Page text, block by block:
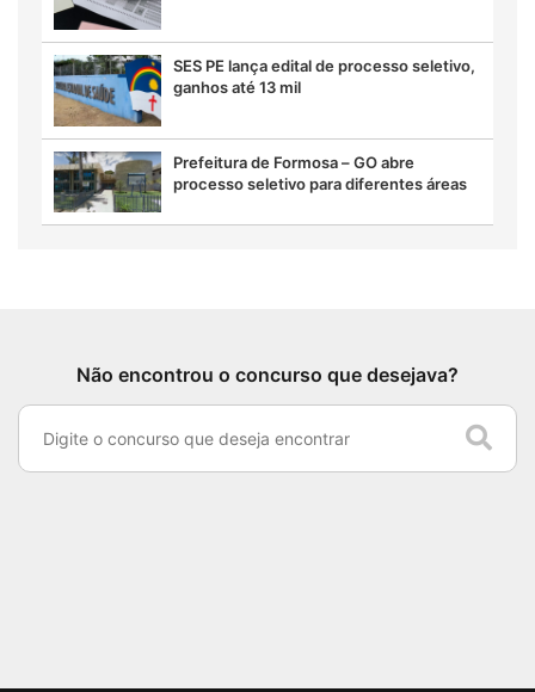
SES PE lança edital de processo seletivo,
ganhos até 13 mil
Prefeitura de Formosa – GO abre
processo seletivo para diferentes áreas
Não encontrou o concurso que desejava?